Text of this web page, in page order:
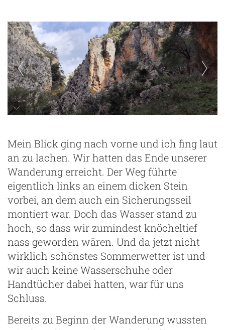
Mein Blick ging nach vorne und ich fing laut
an zu lachen. Wir hatten das Ende unserer
Wanderung erreicht. Der Weg führte
eigentlich links an einem dicken Stein
vorbei, an dem auch ein Sicherungsseil
montiert war. Doch das Wasser stand zu
hoch, so dass wir zumindest knöcheltief
nass geworden wären. Und da jetzt nicht
wirklich schönstes Sommerwetter ist und
wir auch keine Wasserschuhe oder
Handtücher dabei hatten, war für uns
Schluss.
Bereits zu Beginn der Wanderung wussten